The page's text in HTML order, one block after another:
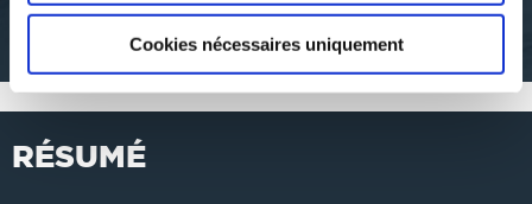
Cookies nécessaires uniquement
21€00
12€00
RÉSUMÉ